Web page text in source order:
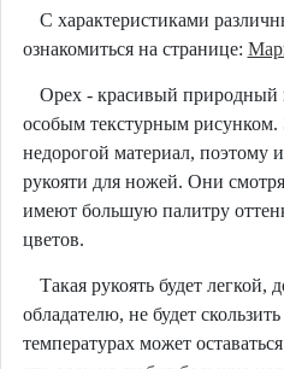
С характеристиками
ознакомиться на странице:
Орех - красивый природный
особым текстурным рисунком.
недорогой материал, поэтому
рукояти для ножей. Они
имеют большую палитру
цветов.
Такая рукоять будет легкой,
обладателю, не будет
температурах может